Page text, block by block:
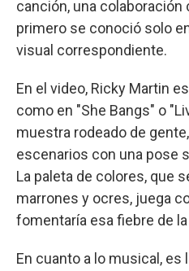
canción, una colaboración
primero se conoció solo
visual correspondiente.
En el video, Ricky Martin
como en "She Bangs" o
muestra rodeado de
escenarios con una pose
La paleta de colores, que
marrones y ocres, juega
fomentaría esa fiebre de
En cuanto a lo musical, es